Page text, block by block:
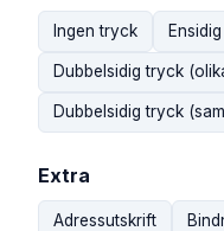
Ingen tryck
Dubbelsidig tryck
Dubbelsidig tryck
Extra
Adressutskrift